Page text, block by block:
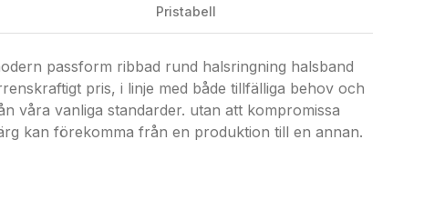
Pristabell
passform ribbad rund halsringning halsband
pris, i linje med både tillfälliga behov och
våra vanliga standarder. utan att kompromissa
kan förekomma från en produktion till en annan.